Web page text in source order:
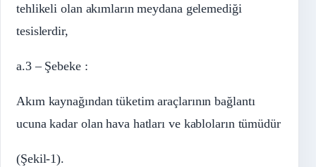
tehlikeli olan akımların meydana gelemediği
tesislerdir,
a.3 – Şebeke :
Akım kaynağından tüketim araçlarının bağlantı
ucuna kadar olan hava hatları ve kabloların tümüdür
(Şekil-1).